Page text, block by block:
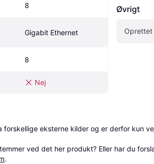
8
Gigabit Ethernet
8
Nej
Øvrigt
Oprettet
eksterne kilder og er derfor kun
ved det her produkt? Eller har du
.